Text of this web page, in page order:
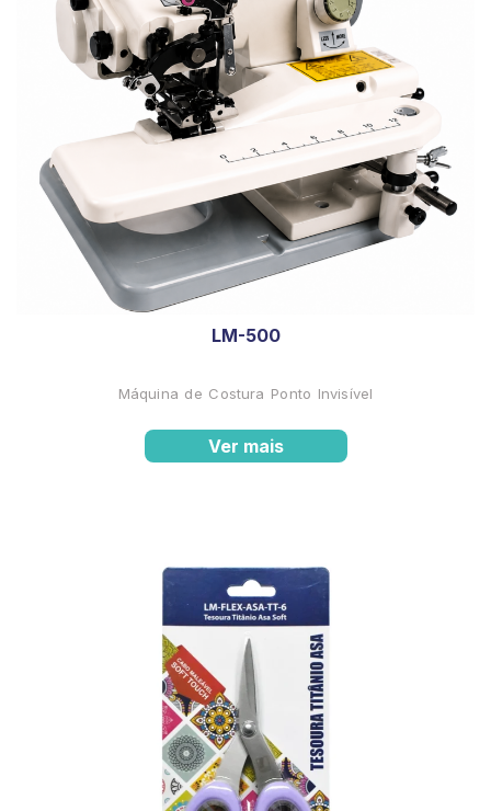
LM-500
Máquina de Costura Ponto Invisível
Ver mais